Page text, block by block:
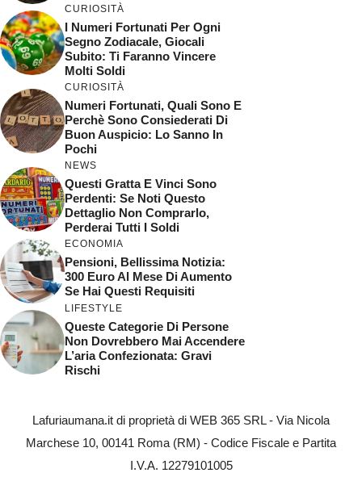
CURIOSITÀ
I Numeri Fortunati Per Ogni
Segno Zodiacale, Giocali
Subito: Ti Faranno Vincere
Molti Soldi
CURIOSITÀ
Numeri Fortunati, Quali Sono E
Perchè Sono Consiederati Di
Buon Auspicio: Lo Sanno In
Pochi
NEWS
Questi Gratta E Vinci Sono
Perdenti: Se Noti Questo
Dettaglio Non Comprarlo,
Perderai Tutti I Soldi
ECONOMIA
Pensioni, Bellissima Notizia:
300 Euro Al Mese Di Aumento
Se Hai Questi Requisiti
LIFESTYLE
Queste Categorie Di Persone
Non Dovrebbero Mai Accendere
L’aria Confezionata: Gravi
Rischi
Lafuriaumana.it di proprietà di WEB 365 SRL - Via Nicola
Marchese 10, 00141 Roma (RM) - Codice Fiscale e Partita
I.V.A. 12279101005